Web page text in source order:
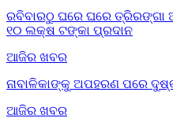
ରବିବାରଠୁ ଘରେ ଘରେ
୧୦ ଲକ୍ଷ ଟଙ୍କା ପ୍ରଦାନ
ଆଜିର ଖବର
ନାବାଳିକାଙ୍କୁ ଅପହରଣ ପରେ
ଆଜିର ଖବର